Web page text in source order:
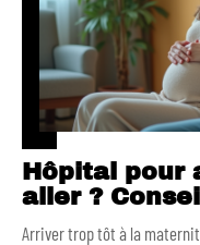
Hôpital pour
aller ?
Arriver trop tôt à la